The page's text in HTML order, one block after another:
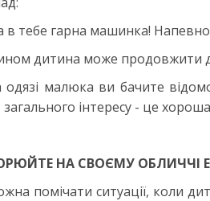
в тебе гарна машинка!
дитина може продовжити
малюка ви бачите
інтересу - це
НА СВОЄМУ ОБЛИЧЧІ
помічати ситуації, коли